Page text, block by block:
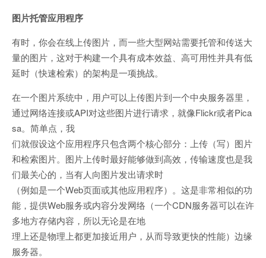
图片托管应用程序
有时，你会在线上传图片，而一些大型网站需要托管和传送大
量的图片，这对于构建一个具有成本效益、高可用性并具有低
延时（快速检索）的架构是一项挑战。
在一个图片系统中，用户可以上传图片到一个中央服务器里，
通过网络连接或API对这些图片进行请求，就像Flickr或者Pica
sa。简单点，我
们就假设这个应用程序只包含两个核心部分：上传（写）图片
和检索图片。图片上传时最好能够做到高效，传输速度也是我
们最关心的，当有人向图片发出请求时
（例如是一个Web页面或其他应用程序）。这是非常相似的功
能，提供Web服务或内容分发网络（一个CDN服务器可以在许
多地方存储内容，所以无论是在地
理上还是物理上都更加接近用户，从而导致更快的性能）边缘
服务器。